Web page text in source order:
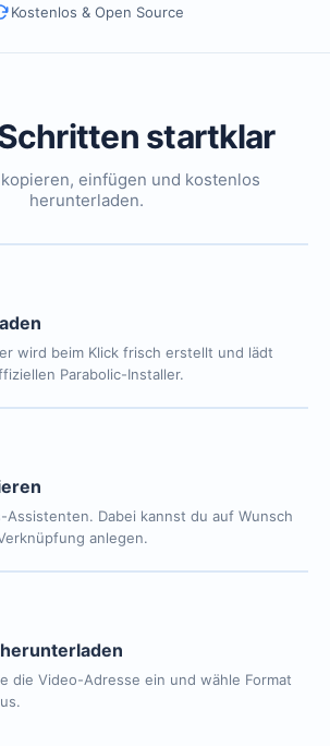
Kostenlos & Open Source
startklar
einfügen und kostenlos
herunterladen.
wird beim Klick frisch erstellt und lädt
Parabolic-Installer.
Assistenten. Dabei kannst du auf Wunsch
anlegen.
die Video-Adresse ein und wähle Format